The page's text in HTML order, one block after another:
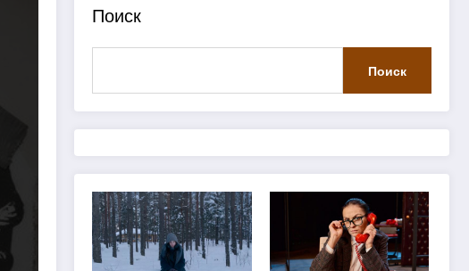
Поиск
Поиск